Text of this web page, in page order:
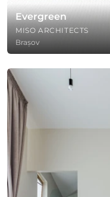
Evergreen
MISO ARCHITECTS
Brașov